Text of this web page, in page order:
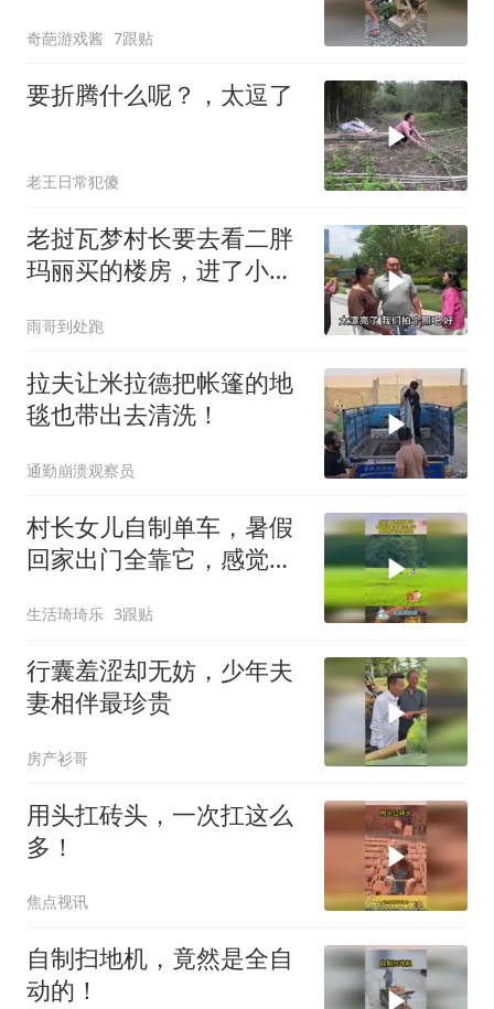
奇葩游戏酱 7跟贴
要折腾什么呢？，太逗了
老王日常犯傻
老挝瓦梦村长要去看二胖
玛丽买的楼房，进了小区
雨哥到处跑
拉夫让米拉德把帐篷的地
毯也带出去清洗！
通勤崩溃观察员
村长女儿自制单车，暑假
回家出门全靠它，感觉自
生活琦琦乐 3跟贴
行囊羞涩却无妨，少年夫
妻相伴最珍贵
房产衫哥
用头扛砖头，一次扛这么
多！
焦点视讯
自制扫地机，竟然是全自
动的！